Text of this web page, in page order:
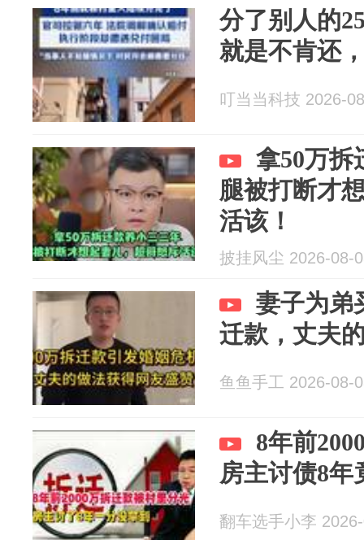
分了别人的
就是不肯还
叮当当科技 2026-
拿50万拆
腿被打断才
活该！
披挂风尘 2026-08-
妻子为弟
迁款，丈夫
鱼鱼手工 2026-08-
8年前
房主讨债8年
翻车选手小李